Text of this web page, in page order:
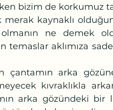
bizim de korkumuz
merak kaynaklı
ne demek
temaslar aklımıza
kıvraklıkla
arka gözündeki bir